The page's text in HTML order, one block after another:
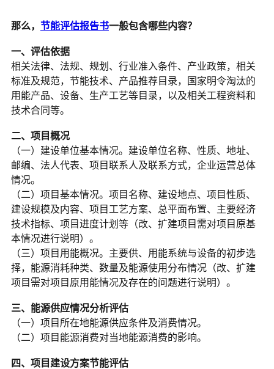
那么， 节能评估报告书一般包含哪些内容？
一、评估依据
相关法律、法规、规划、行业准入条件、产业政策，相关
标准及规范，节能技术、产品推荐目录，国家明令淘汰的
用能产品、设备、生产工艺等目录，以及相关工程资料和
技术合同等。
二、项目概况
（一）建设单位基本情况。建设单位名称、性质、地址、
邮编、法人代表、项目联系人及联系方式，企业运营总体
情况。
（二）项目基本情况。项目名称、建设地点、项目性质、
建设规模及内容、项目工艺方案、总平面布置、主要经济
技术指标、项目进度计划等（改、扩建项目需对项目原基
本情况进行说明）。
（三）项目用能概况。主要供、用能系统与设备的初步选
择，能源消耗种类、数量及能源使用分布情况（改、扩建
项目需对项目原用能情况及存在的问题进行说明）。
三、能源供应情况分析评估
（一）项目所在地能源供应条件及消费情况。
（二）项目能源消费对当地能源消费的影响。
四、项目建设方案节能评估